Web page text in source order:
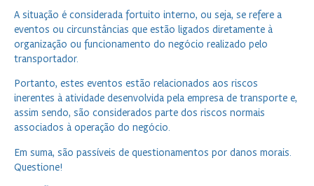
A situação é considerada fortuito interno, ou seja, se refere a
eventos ou circunstâncias que estão ligados diretamente à
organização ou funcionamento do negócio realizado pelo
transportador.
Portanto, estes eventos estão relacionados aos riscos
inerentes à atividade desenvolvida pela empresa de transporte e,
assim sendo, são considerados parte dos riscos normais
associados à operação do negócio.
Em suma, são passíveis de questionamentos por danos morais.
Questione!